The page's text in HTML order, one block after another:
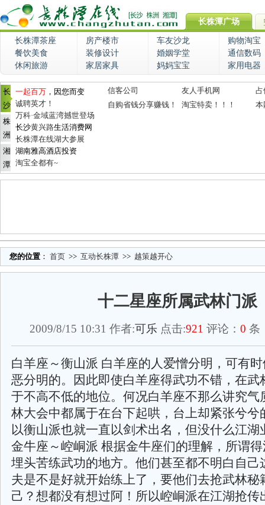
长株潭广场
长株潭茶座 房产楼市 车友沙龙
购物淘宝
餐饮美食
装修设计 婚姻学堂
通信数码
休闲旅游
家居家具 妈妈宝宝 家用电器
长
沙
株
洲
湘
潭
一起百万 ，因您而变
诚聘英才！
万科·金域蓝湾撼世登场
长沙黄兴路生活消费网
长株潭在线湖大参展
湖南雅高酒店投资
淘宝全都有~
信客公司 友人手机网
占
自购省钱分享赚钱！
淘宝特卖！！！ 本
您的位置 ： 首页 >> 互动长株潭 >> 越策越开心
十二星座所属武林门派
2009/8/15 10:31 作者:可乐 点击:921 评论： 0 条
白羊座～衡山派 白羊座的人爱憎分明，可有
恶分明的。因此即使白羊座得武功不错，在武
于不高不低的地位。何况白羊座不那么讲究气
林大会中都属于在台下起哄，台上却紧张兮兮
以衡山派也就一直以剑术出名，但没什么江湖
金牛座～崆峒派 根据金牛座们的理解，所谓
埋头苦练武功的地方。他们甚至都不明白自己
夫是不是好就开始练上了，要他们去抢武林秘
己？想都没有想过阿！所以崆峒派在江湖抢传